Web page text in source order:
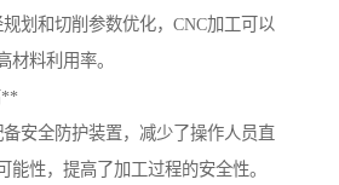
划和切削参数优化，CNC加工可以
材料利用率。
**
安全防护装置，减少了操作人员直
能性，提高了加工过程的安全性。